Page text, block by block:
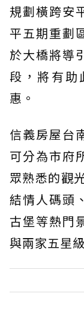
規劃橫跨安
平五期重劃
於大橋將導
段，將有助
惠。
信義房屋台
可分為市府
眾熟悉的觀
結情人碼頭
古堡等熱門
與兩家五星